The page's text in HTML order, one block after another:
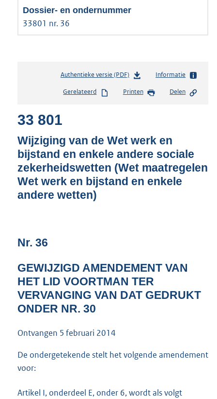
33801 nr. 36
Authentieke versie (PDF)b
s
s
g
r
o
b
Informatie
Gerelateerd Printen Delen
33 801
Wijziging van de Wet werk en
bijstand en enkele andere sociale
zekerheidswetten (Wet maatregelen
Wet werk en bijstand en enkele
andere wetten)
Nr. 36
GEWIJZIGD AMENDEMENT VAN
HET LID VOORTMAN TER
VERVANGING VAN DAT GEDRUKT
ONDER NR. 30
Ontvangen 5 februari 2014
De ondergetekende stelt het volgende amendement
voor:
Artikel I, onderdeel E, onder 6, wordt als volgt